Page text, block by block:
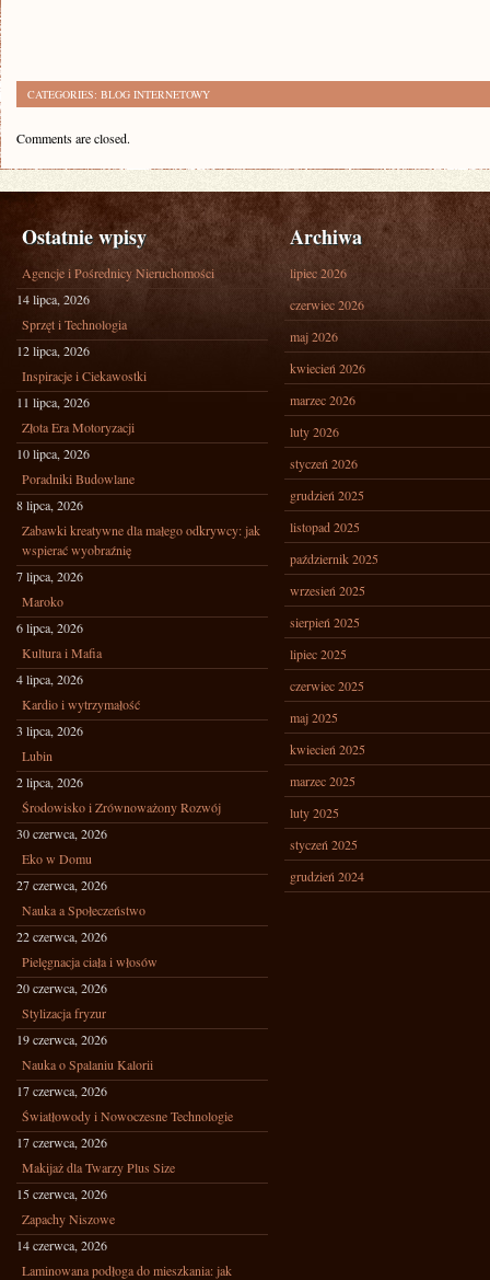
CATEGORIES: BLOG INTERNETOWY
Comments are closed.
Ostatnie wpisy
Agencje i Pośrednicy Nieruchomości
14 lipca, 2026
Sprzęt i Technologia
12 lipca, 2026
Inspiracje i Ciekawostki
11 lipca, 2026
Złota Era Motoryzacji
10 lipca, 2026
Poradniki Budowlane
8 lipca, 2026
Zabawki kreatywne dla małego odkrywcy: jak
wspierać wyobraźnię
7 lipca, 2026
Maroko
6 lipca, 2026
Kultura i Mafia
4 lipca, 2026
Kardio i wytrzymałość
3 lipca, 2026
Lubin
2 lipca, 2026
Środowisko i Zrównoważony Rozwój
30 czerwca, 2026
Eko w Domu
27 czerwca, 2026
Nauka a Społeczeństwo
22 czerwca, 2026
Pielęgnacja ciała i włosów
20 czerwca, 2026
Stylizacja fryzur
19 czerwca, 2026
Nauka o Spalaniu Kalorii
17 czerwca, 2026
Światłowody i Nowoczesne Technologie
17 czerwca, 2026
Makijaż dla Twarzy Plus Size
15 czerwca, 2026
Zapachy Niszowe
14 czerwca, 2026
Laminowana podłoga do mieszkania: jak
Archiwa
lipiec 2026
czerwiec 2026
maj 2026
kwiecień 2026
marzec 2026
luty 2026
styczeń 2026
grudzień 2025
listopad 2025
październik 2025
wrzesień 2025
sierpień 2025
lipiec 2025
czerwiec 2025
maj 2025
kwiecień 2025
marzec 2025
luty 2025
styczeń 2025
grudzień 2024